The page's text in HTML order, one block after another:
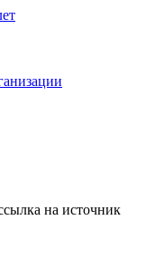
на источник